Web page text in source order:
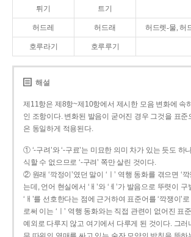
튀기 트기
허드레 허드래 허드렛-물, 허
호루라기 호루루기
해설
제11항은 제8항~제10항에서 제시한 모음 변화에 속
인 조항이다. 변화된 발음이 굳어진 경우 그것을 표준
은 동일하게 적용된다.
① ‘-구려’와 ‘-구료’는 미묘한 의미 차가 있는 듯도 하
식할 수 없으므로 ‘-구려’ 쪽만 살린 것이다.
② 원래 ‘깍정이’였던 말이 ‘ㅣ’ 역행 동화를 겪으면 ‘
는데, 언어 현실에서 ‘ㅐ’와 ‘ㅔ’가 발음으로 뚜렷이
‘ㅐ’를 선호한다는 점에 근거하여 표준어를 ‘깍쟁이’
로써 이는 ‘ㅣ’ 역행 동화와는 직접 관련이 없어진 표
예외로 다루지 않고 여기에서 다루게 된 것이다. 그러